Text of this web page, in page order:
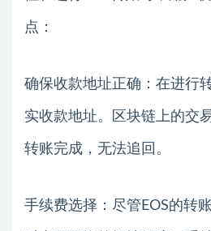
点：
确保收款地址正确：在进行
实收款地址。区块链上的交
转账完成，无法追回。
手续费选择：尽管EOS的转